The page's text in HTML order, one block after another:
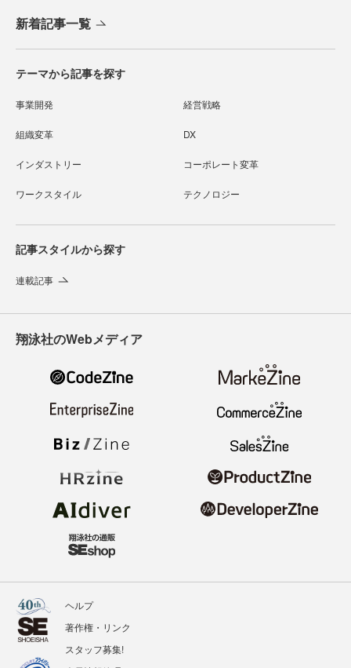
新着記事一覧
テーマから記事を探す
事業開発 経営戦略
組織変革 DX
インダストリー コーポレート変革
ワークスタイル テクノロジー
記事スタイルから探す
連載記事
翔泳社のWebメディア
ヘルプ
著作権・リンク
スタッフ募集!